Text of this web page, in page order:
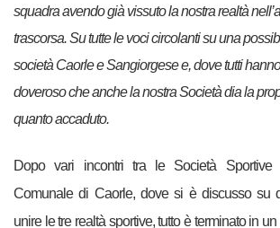
squadra avendo già vissuto la nostra realtà
trascorsa. Su tutte le voci circolanti su una
società Caorle e Sangiorgese e, dove tutti
doveroso che anche la nostra Società dia la
quanto accaduto.
Dopo vari incontri tra le Società Sportive
Comunale di Caorle, dove si è discusso su
unire le tre realtà sportive, tutto è terminato in